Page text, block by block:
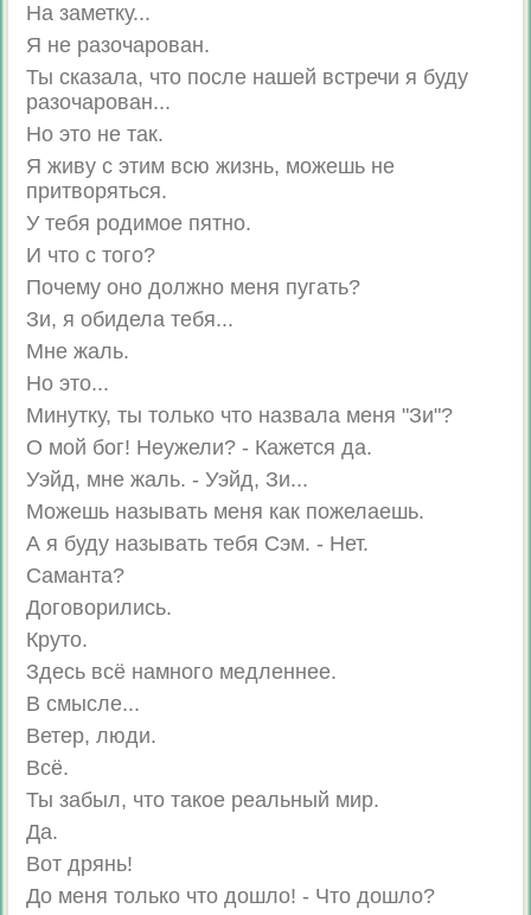
На заметку...
Я не разочарован.
Ты сказала, что после нашей встречи я буду
разочарован...
Но это не так.
Я живу с этим всю жизнь, можешь не
притворяться.
У тебя родимое пятно.
И что с того?
Почему оно должно меня пугать?
Зи, я обидела тебя...
Мне жаль.
Но это...
Минутку, ты только что назвала меня "Зи"?
О мой бог! Неужели? - Кажется да.
Уэйд, мне жаль. - Уэйд, Зи...
Можешь называть меня как пожелаешь.
А я буду называть тебя Сэм. - Нет.
Саманта?
Договорились.
Круто.
Здесь всё намного медленнее.
В смысле...
Ветер, люди.
Всё.
Ты забыл, что такое реальный мир.
Да.
Вот дрянь!
До меня только что дошло! - Что дошло?